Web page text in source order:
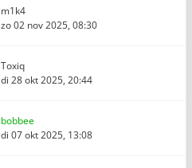
m1k4
zo 02 nov 2025, 08:30
Toxiq
di 28 okt 2025, 20:44
bobbee
di 07 okt 2025, 13:08